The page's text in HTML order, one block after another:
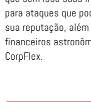
para ataques que
sua reputação,
financeiros
CorpFlex.